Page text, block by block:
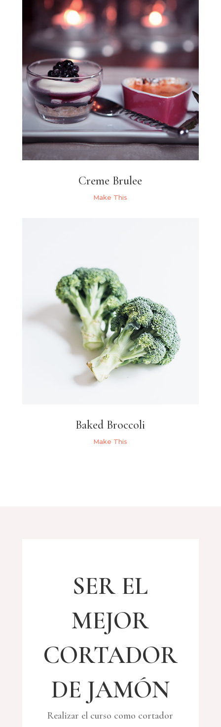
Creme Brulee
Make This
Baked Broccoli
Make This
SER EL
MEJOR
CORTADOR
DE JAMÓN
Realizar el curso como cortador